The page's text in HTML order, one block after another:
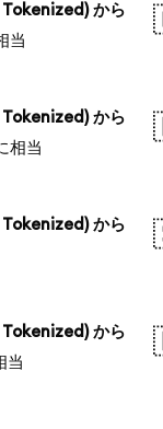
Tokenized) から
当
Tokenized) から
相当
Tokenized) から
Tokenized) から
当